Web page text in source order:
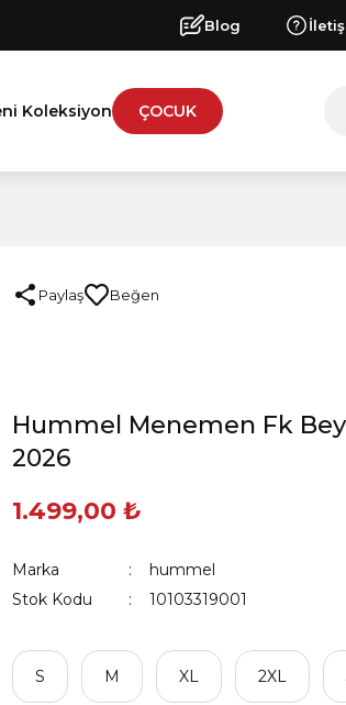
Blog
Koleksiyon ÇOCUK
Paylaş
Hummel Menemen Fk
2026
1.499,00 ₺
Marka
hummel
Stok Kodu
10103319001
S M XL 2XL